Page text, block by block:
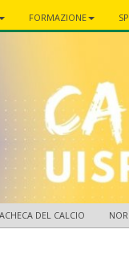
FORMAZIONE
DEL CALCIO